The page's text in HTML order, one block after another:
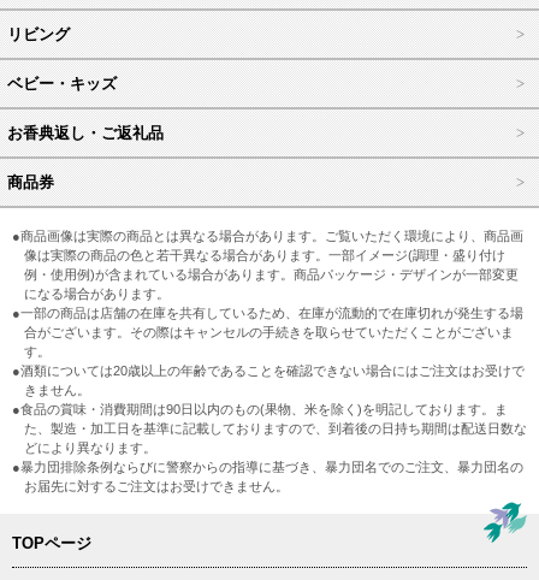
リビング
ベビー・キッズ
お香典返し・ご返礼品
商品券
●商品画像は実際の商品とは異なる場合があります。ご覧いただく環境により、商品画
像は実際の商品の色と若干異なる場合があります。一部イメージ(調理・盛り付け
例・使用例)が含まれている場合があります。商品パッケージ・デザインが一部変更
になる場合があります。
●一部の商品は店舗の在庫を共有しているため、在庫が流動的で在庫切れが発生する場
合がございます。その際はキャンセルの手続きを取らせていただくことがございま
す。
●酒類については20歳以上の年齢であることを確認できない場合にはご注文はお受けで
きません。
●食品の賞味・消費期間は90日以内のもの(果物、米を除く)を明記しております。ま
た、製造・加工日を基準に記載しておりますので、到着後の日持ち期間は配送日数な
どにより異なります。
●暴力団排除条例ならびに警察からの指導に基づき、暴力団名でのご注文、暴力団名の
お届先に対するご注文はお受けできません。
TOPページ